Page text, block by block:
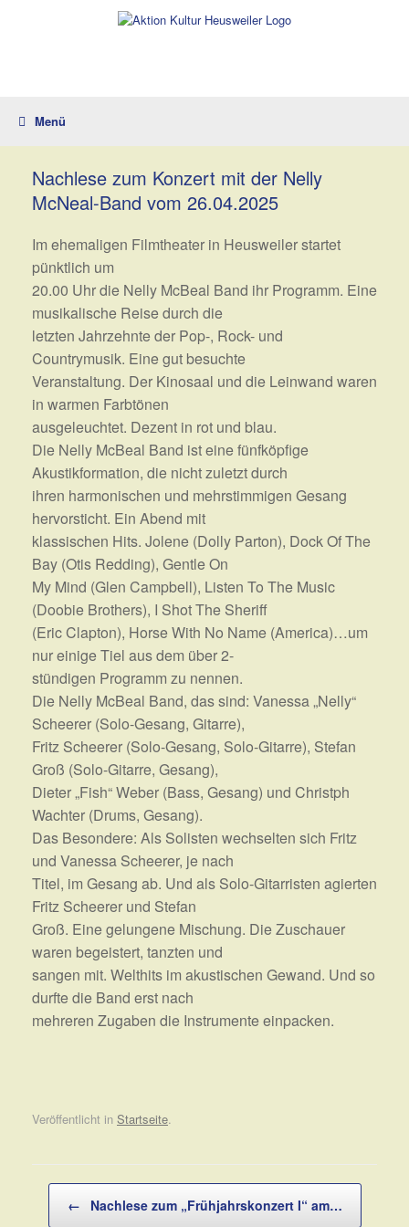
Menü
Nachlese zum Konzert mit der Nelly
McNeal-Band vom 26.04.2025
Im ehemaligen Filmtheater in Heusweiler startet
pünktlich um
20.00 Uhr die Nelly McBeal Band ihr Programm. Eine
musikalische Reise durch die
letzten Jahrzehnte der Pop-, Rock- und
Countrymusik. Eine gut besuchte
Veranstaltung. Der Kinosaal und die Leinwand waren
in warmen Farbtönen
ausgeleuchtet. Dezent in rot und blau.
Die Nelly McBeal Band ist eine fünfköpfige
Akustikformation, die nicht zuletzt durch
ihren harmonischen und mehrstimmigen Gesang
hervorsticht. Ein Abend mit
klassischen Hits. Jolene (Dolly Parton), Dock Of The
Bay (Otis Redding), Gentle On
My Mind (Glen Campbell), Listen To The Music
(Doobie Brothers), I Shot The Sheriff
(Eric Clapton), Horse With No Name (America)…um
nur einige Tiel aus dem über 2-
stündigen Programm zu nennen.
Die Nelly McBeal Band, das sind: Vanessa „Nelly“
Scheerer (Solo-Gesang, Gitarre),
Fritz Scheerer (Solo-Gesang, Solo-Gitarre), Stefan
Groß (Solo-Gitarre, Gesang),
Dieter „Fish“ Weber (Bass, Gesang) und Christph
Wachter (Drums, Gesang).
Das Besondere: Als Solisten wechselten sich Fritz
und Vanessa Scheerer, je nach
Titel, im Gesang ab. Und als Solo-Gitarristen agierten
Fritz Scheerer und Stefan
Groß. Eine gelungene Mischung. Die Zuschauer
waren begeistert, tanzten und
sangen mit. Welthits im akustischen Gewand. Und so
durfte die Band erst nach
mehreren Zugaben die Instrumente einpacken.
Veröffentlicht in Startseite.
Beitragsnavigation
← Nachlese zum „Frühjahrskonzert I“ am…